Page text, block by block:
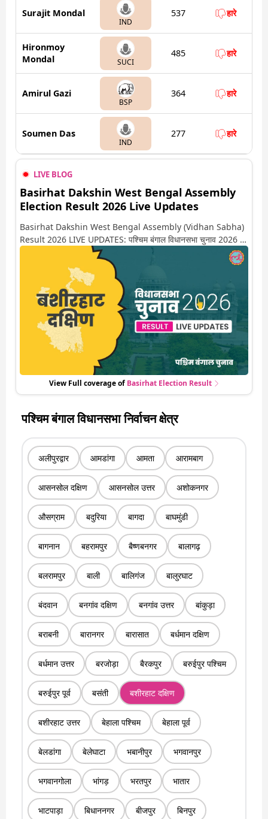
Surajit Mondal
IND
537 हारे
Hironmoy
Mondal
SUCI
485 हारे
Amirul Gazi
BSP
364 हारे
Soumen Das
IND
277 हारे
LIVE BLOG
Basirhat Dakshin West Bengal Assembly
Election Result 2026 Live Updates
Basirhat Dakshin West Bengal Assembly (Vidhan Sabha)
Result 2026 LIVE UPDATES: पश्चिम बंगाल विधानसभा चुनाव 2026 की
गिनती अगले कुछ ही देर में शुरू होने वाली है. यहां देखें बशीरहाट दक्षिण सीट पर
कौन आगे-कौन पीछे से लेकर किस तरफ जा रहें है रुझान. साथ ही पाइए इस सीट
पर हो रही हर एक हलचल की अपडेट वो भी रियल टाइम में
View Full coverage of BasirhatElection Result
पश्चिम बंगाल विधानसभा निर्वाचन क्षेत्र
अलीपुरद्वार आमडांगा आमता आरामबाग
आसनसोल दक्षिण आसनसोल उत्तर अशोकनगर
औसग्राम बदुरिया बागदा बाघमुंडी
बागनान बहरामपुर बैष्णबनगर बालागढ़
बलरामपुर बाली बालिगंज बालुरघाट
बंदवान बनगांव दक्षिण बनगांव उत्तर बांकुड़ा
बराबनी बारानगर बारासात बर्धमान दक्षिण
बर्धमान उत्तर बरजोड़ा बैरकपुर बरुईपुर पश्चिम
बरुईपुर पूर्व बसंती बशीरहाट दक्षिण
बशीरहाट उत्तर बेहाला पश्चिम बेहाला पूर्व
बेलडांगा बेलेघाटा भबानीपुर भगवानपुर
भगवानगोला भांगड़ भरतपुर भातार
भाटपाड़ा बिधाननगर बीजपुर बिनपुर